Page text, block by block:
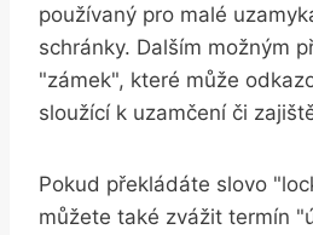
používaný pro malé
schránky. Dalším možným
"zámek", které může
sloužící k uzamčení či
Pokud překládáte slovo
můžete také zvážit termín